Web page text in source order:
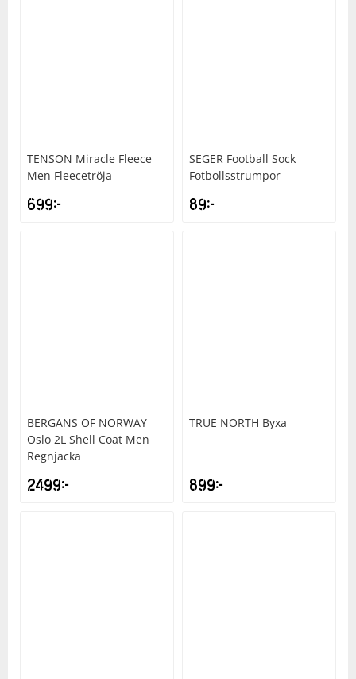
TENSON Miracle Fleece
Men Fleecetröja
699kr
SEGER Football Sock
Fotbollsstrumpor
89kr
BERGANS OF NORWAY
Oslo 2L Shell Coat Men
Regnjacka
2499kr
TRUE NORTH Byxa
899kr